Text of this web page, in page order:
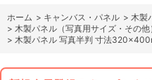
ホーム > キャンバス・パネル > 木製
> 木製パネル（写真用サイズ・その他
> 木製パネル 写真半判 寸法